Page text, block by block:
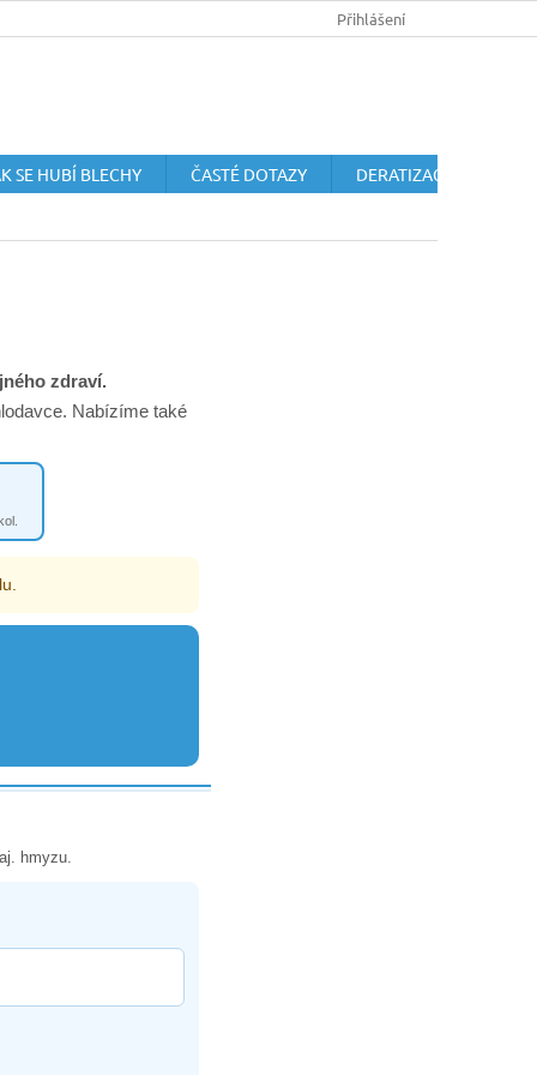
OCHRANA OSOBNÍCH ÚDAJŮ
Přihlášení
SE HUBÍ BLECHY ČASTÉ DOTAZY DERATIZACE
zdraví.
Nabízíme také
hmyzu.